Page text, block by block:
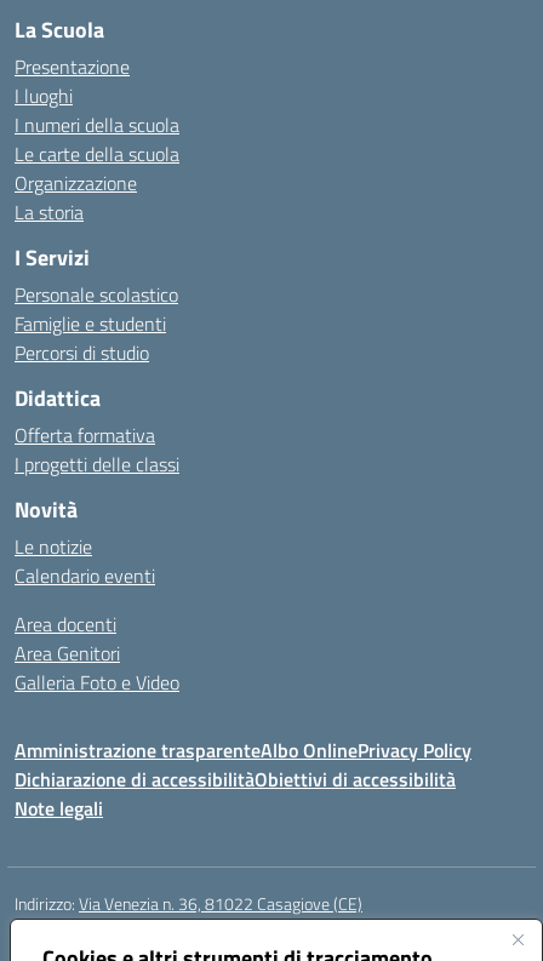
La Scuola
Presentazione
I luoghi
I numeri della scuola
Le carte della scuola
Organizzazione
La storia
I Servizi
Personale scolastico
Famiglie e studenti
Percorsi di studio
Didattica
Offerta formativa
I progetti delle classi
Novità
Le notizie
Calendario eventi
Area docenti
Area Genitori
Galleria Foto e Video
Amministrazione trasparenteAlbo OnlinePrivacy Policy
Dichiarazione di accessibilitàObiettivi di accessibilità
Note legali
Indirizzo:Via Venezia n. 36, 81022 Casagiove (CE)
Centralino:
Posta elettronica certificata (PEC):ceic893002@pec.istruzione.it